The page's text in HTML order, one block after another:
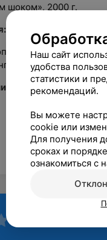
шоком», 2000 г.
поддержки
генеза.
Наш сайт
удобства
статистики и
рекомендаций.
Вы можете
cookie или
Для получения
сроках и
ознакомиться с